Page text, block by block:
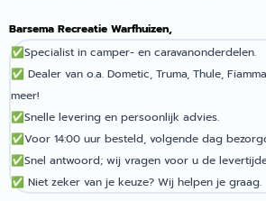
Barsema Recreatie Warfhuizen,
✅Specialist in camper- en caravanonderdelen.
✅ Dealer van o.a. Dometic, Truma, Thule,
meer!
✅Snelle levering en persoonlijk advies.
✅Voor 14:00 uur besteld, volgende dag
✅Snel antwoord; wij vragen voor u de
✅ Niet zeker van je keuze? Wij helpen je graag.